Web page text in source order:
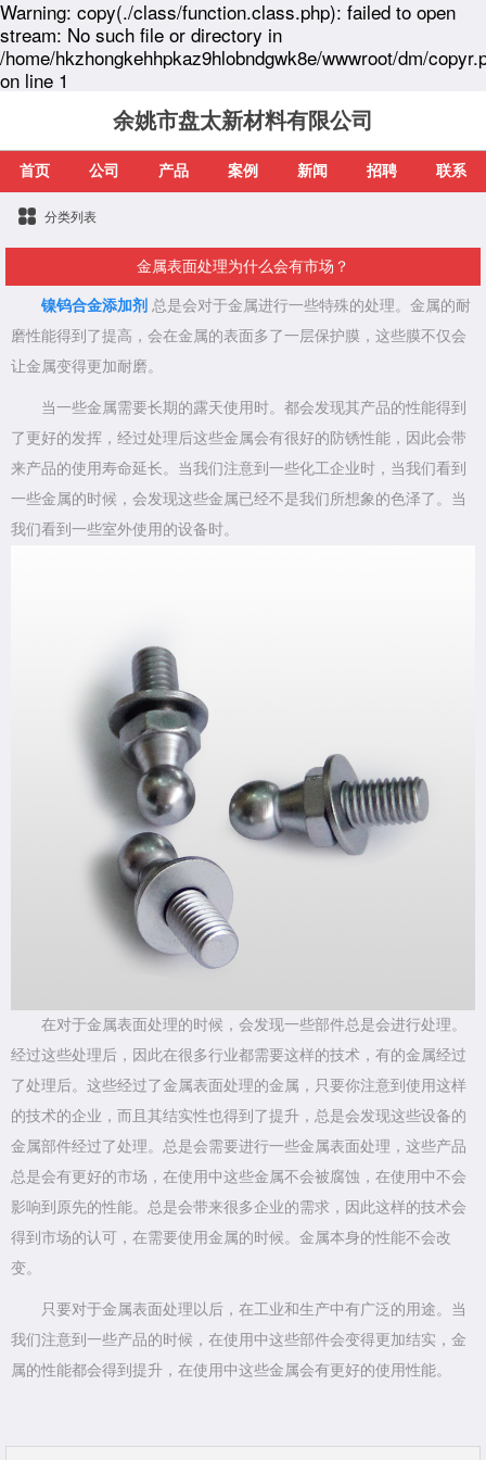
Warning: copy(./class/function.class.php): failed to open
stream: No such file or directory in
/home/hkzhongkehhpkaz9hlobndgwk8e/wwwroot/dm/
on line 1
余姚市盘太新材料有限公司
首页 公司 产品 案例 新闻 招聘 联系
分类列表
金属表面处理为什么会有市场？
镍钨合金添加剂 总是会对于金属进行一些特殊的处理。金属的耐
磨性能得到了提高，会在金属的表面多了一层保护膜，这些膜不仅会
让金属变得更加耐磨。
当一些金属需要长期的露天使用时。都会发现其产品的性能得到
了更好的发挥，经过处理后这些金属会有很好的防锈性能，因此会带
来产品的使用寿命延长。当我们注意到一些化工企业时，当我们看到
一些金属的时候，会发现这些金属已经不是我们所想象的色泽了。当
我们看到一些室外使用的设备时。
在对于金属表面处理的时候，会发现一些部件总是会进行处理。
经过这些处理后，因此在很多行业都需要这样的技术，有的金属经过
了处理后。这些经过了金属表面处理的金属，只要你注意到使用这样
的技术的企业，而且其结实性也得到了提升，总是会发现这些设备的
金属部件经过了处理。总是会需要进行一些金属表面处理，这些产品
总是会有更好的市场，在使用中这些金属不会被腐蚀，在使用中不会
影响到原先的性能。总是会带来很多企业的需求，因此这样的技术会
得到市场的认可，在需要使用金属的时候。金属本身的性能不会改
变。
只要对于金属表面处理以后， 在工业和生产中有广泛的用途。当
我们注意到一些产品的时候，在使用中这些部件会变得更加结实，金
属的性能都会得到提升，在使用中这些金属会有更好的使用性能。